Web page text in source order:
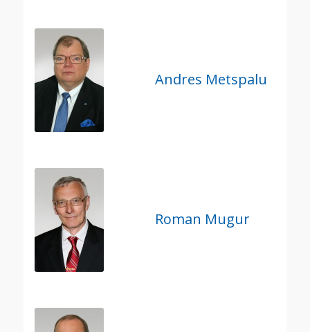
Andres Metspalu
Roman Mugur